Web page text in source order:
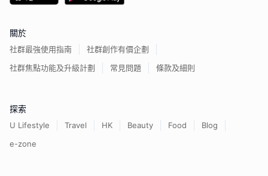
關於
社群最強使用指南
社群創作有價企劃
社群焦點功能及升級計劃
常見問題 條款及細則
探索
U Lifestyle Travel HK Beauty Food
Blog
e-zone